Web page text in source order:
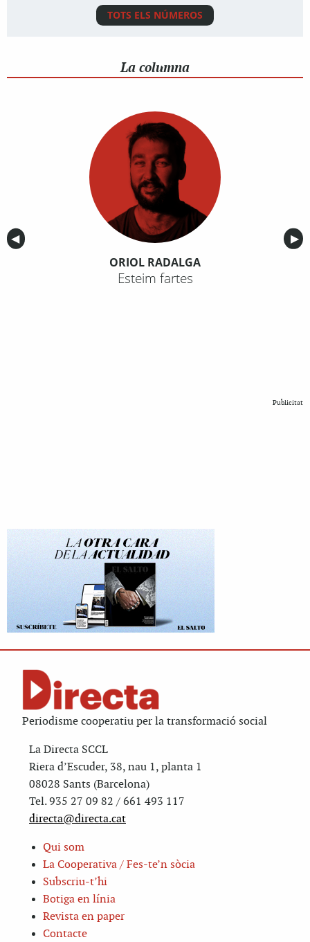
TOTS ELS NÚMEROS
La columna
Anterior
◀︎ ▶︎
ORIOL RADALGA
Esteim fartes
Publicitat
Periodisme cooperatiu per la transformació social
La Directa SCCL
Riera d’Escuder, 38, nau 1, planta 1
08028 Sants (Barcelona)
Tel. 935 27 09 82 / 661 493 117
directa@directa.cat
Qui som
La Cooperativa / Fes-te’n sòcia
Subscriu-t’hi
Botiga en línia
Revista en paper
Contacte